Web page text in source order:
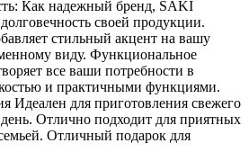
Как надежный бренд, SAKI
своей продукции.
стильный акцент на вашу
виду. Функциональное
все ваши потребности в
и практичными функциями.
Идеален для приготовления свежего
Отлично подходит для приятных
Отличный подарок для